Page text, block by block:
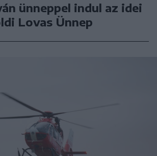
ünneppel indul az idei
Lovas Ünnep